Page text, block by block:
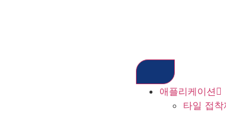
애플리케이션
타일 접착